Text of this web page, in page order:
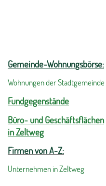
Gemeinde-Wohnungsbörse:
Wohnungen der Stadtgemeinde
Fundgegenstände
Büro- und Geschäftsflächen
in Zeltweg
Firmen von A-Z:
Unternehmen in Zeltweg